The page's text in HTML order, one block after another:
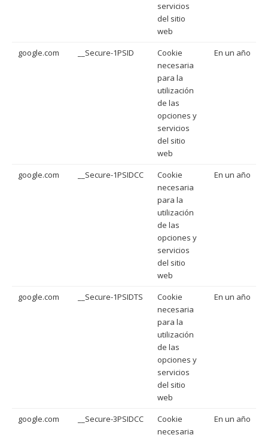
servicios
del sitio
web
google.com __Secure-1PSID
Cookie
necesaria
para la
utilización
de las
opciones y
servicios
del sitio
web
En un año
google.com __Secure-1PSIDCC
Cookie
necesaria
para la
utilización
de las
opciones y
servicios
del sitio
web
En un año
google.com __Secure-1PSIDTS
Cookie
necesaria
para la
utilización
de las
opciones y
servicios
del sitio
web
En un año
google.com __Secure-3PSIDCC
Cookie
necesaria
En un año